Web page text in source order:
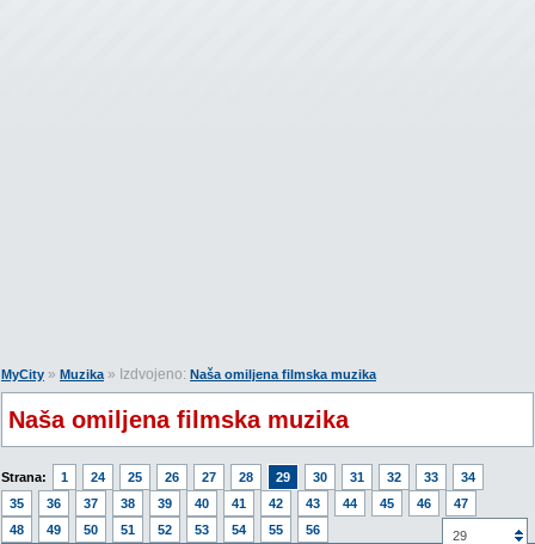
MyCity » Muzika» Izdvojeno: Naša omiljena filmska muzika
Naša omiljena filmska muzika
Strana: 1 24 25 26 27 28 29 30 31 32 33
34
35
36 37 38 39 40 41 42 43 44 45 46
47
48
49 50 51 52 53 54 55 56 29